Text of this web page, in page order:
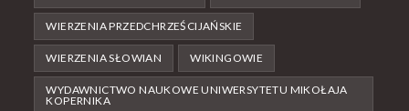
WIERZENIA PRZEDCHRZEŚCIJAŃSKIE
WIERZENIA SŁOWIAN WIKINGOWIE
WYDAWNICTWO NAUKOWE UNIWERSYTETU MIKOŁAJA
KOPERNIKA